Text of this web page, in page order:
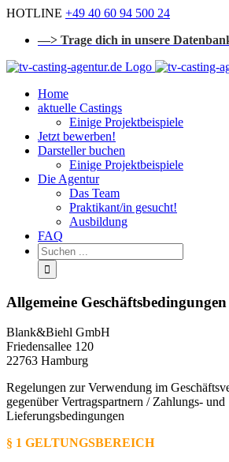
Zum
springen
HOTLINE +49 40 60 94 500 24
—> Trage dich in unsere
Home
aktuelle Castings
Einige Projektbeispiele
Jetzt bewerben!
Darsteller buchen
Einige Projektbeispiele
Die Agentur
Das Team
Praktikant/in gesucht!
Ausbildung
FAQ
Suchen
...
Allgemeine Geschäftsbedingungen
Blank&Biehl GmbH
Friedensallee 120
22763 Hamburg
Regelungen zur Verwendung im
gegenüber Vertragspartnern / Zahlungs- und
Lieferungsbedingungen
§ 1 GELTUNGSBEREICH